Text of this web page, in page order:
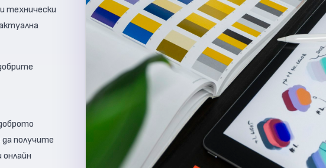
технически
получите
онлайн